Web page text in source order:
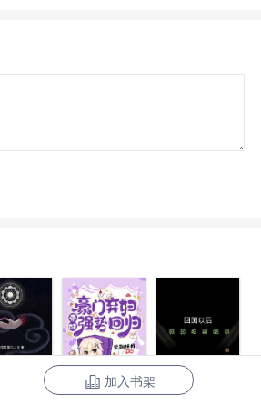
个节目？”
和她的CP”
丝真情？”
人之间的情感纠葛，以及命运的
豪门弃妇带娃
加入书架